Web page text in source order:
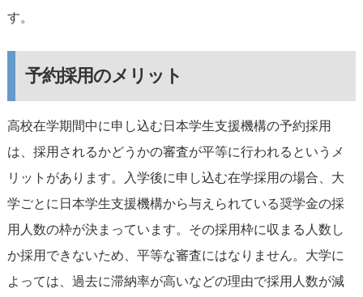
す。
予約採用のメリット
高校在学期間中に申し込む日本学生支援機構の予約採用
は、採用されるかどうかの審査が平等に行われるというメ
リットがあります。入学後に申し込む在学採用の場合、大
学ごとに日本学生支援機構から与えられている奨学金の採
用人数の枠が決まっています。その採用枠に収まる人数し
か採用できないため、平等な審査にはなりません。大学に
よっては、過去に滞納率が高いなどの理由で採用人数が減